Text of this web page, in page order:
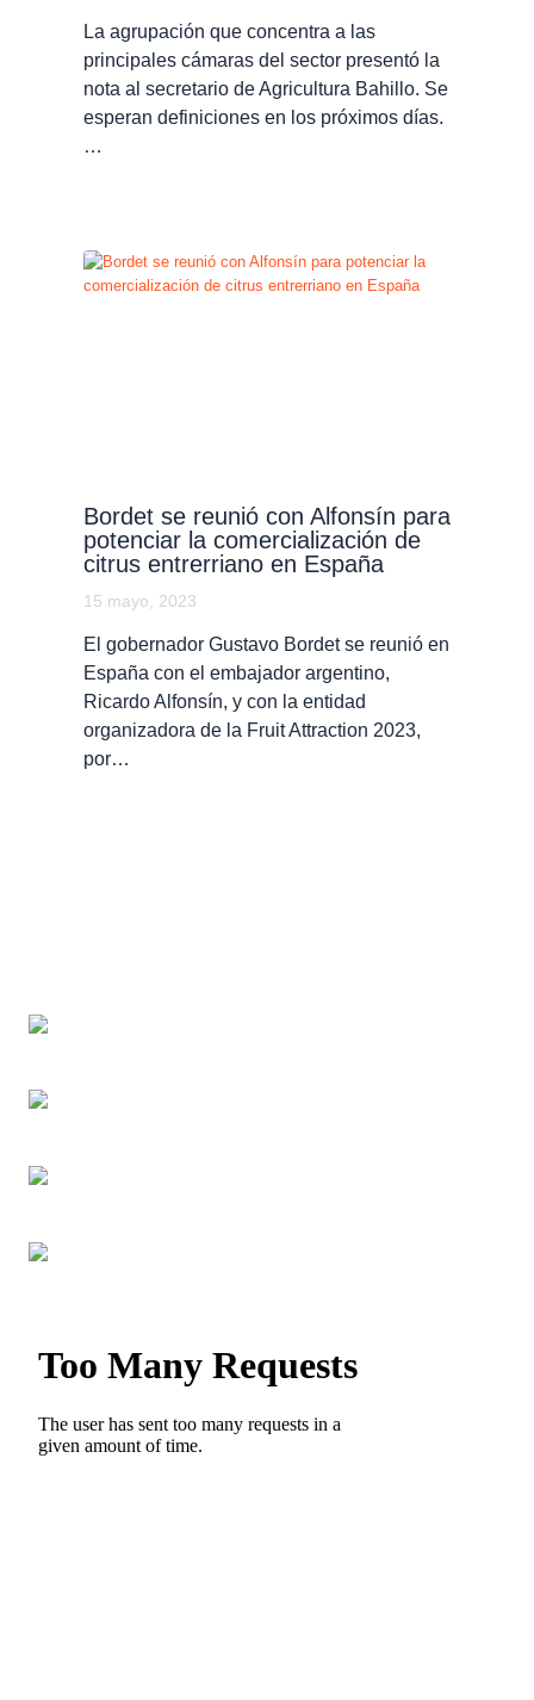
La agrupación que concentra a las
principales cámaras del sector presentó la
nota al secretario de Agricultura Bahillo. Se
esperan definiciones en los próximos días.
…
Bordet se reunió con Alfonsín para
potenciar la comercialización de
citrus entrerriano en España
15 mayo, 2023
El gobernador Gustavo Bordet se reunió en
España con el embajador argentino,
Ricardo Alfonsín, y con la entidad
organizadora de la Fruit Attraction 2023,
por…